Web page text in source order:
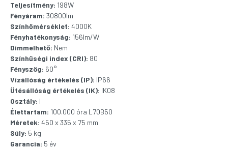
Teljesítmény: 198W
Fényáram: 30800lm
Színhőmérséklet: 4000K
Fényhatékonyság: 156lm/W
Dimmelhető: Nem
Színhűségi index (CRI): 80
Fényszög: 60°
Vízállóság értékelés (IP): IP66
Ütésállóság értékelés (IK): IK08
Osztály: I
Élettartam: 100.000 óra L70B50
Méretek: 450 x 335 x 75 mm
Súly: 5 kg
Garancia: 5 év